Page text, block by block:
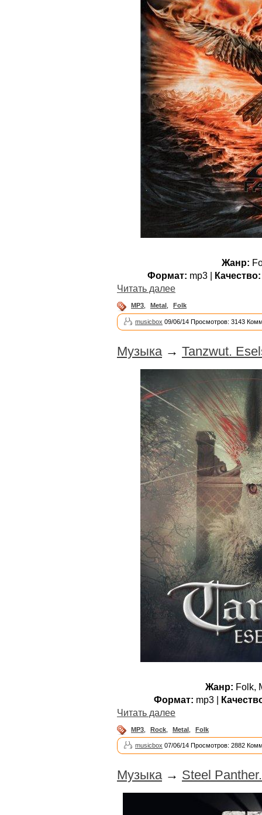
Жанр:
Формат: mp3 | Качество:
Читать далее
MP3, Metal , Folk
musicbox 09/06/14 Просмотров: 3143
Музыка → Tanzwut.
Жанр: Folk,
Формат: mp3 |
Читать далее
MP3 Rock Metal Folk
musicbox 07/06/14 Просмотров: 2882
Музыка → Steel